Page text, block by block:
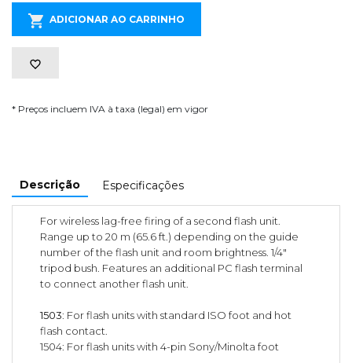
ADICIONAR AO CARRINHO
* Preços incluem IVA à taxa (legal) em vigor
Descrição Especificações
For wireless lag-free firing of a second flash unit.
Range up to 20 m (65.6 ft.) depending on the guide
number of the flash unit and room brightness. 1/4"
tripod bush. Features an additional PC flash terminal
to connect another flash unit.
1503: For flash units with standard ISO foot and hot
flash contact.
1504: For flash units with 4-pin Sony/Minolta foot